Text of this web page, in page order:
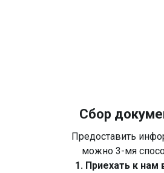
Сбор
Предоставить
можно 3-мя
1. Приехать к нам